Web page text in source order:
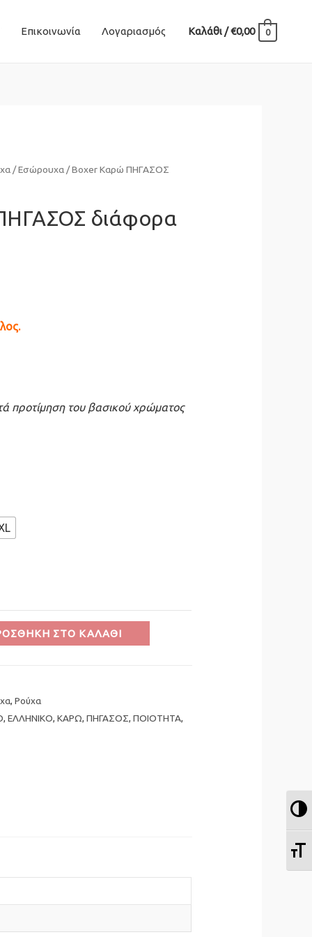
Επικοινωνία Λογαριασμός Καλάθι/€0,00 0
/Εσώρουχα / Boxer Καρώ ΠΗΓΑΣΟΣ
διάφορα
.
προτίμηση του βασικού χρώματος
ΣΤΟ ΚΑΛΆΘΙ
, Ρούχα
, ΕΛΛΗΝΙΚΟ, ΚΑΡΩ, ΠΗΓΑΣΟΣ, ΠΟΙΟΤΗΤΑ,